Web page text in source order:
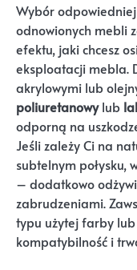
Wybór
odnowionych mebli
efektu, jaki chcesz
eksploatacji mebla.
akrylowymi lub
poliuretanowylub
odporną na
Jeśli zależy Ci na
subtelnym połysku,
– dodatkowo
zabrudzeniami.
typu użytej farby
kompatybilność i